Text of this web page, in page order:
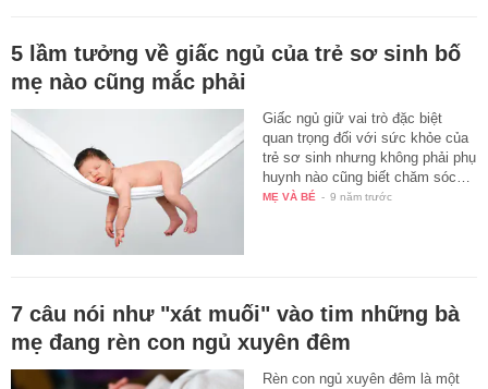
5 lầm tưởng về giấc ngủ của trẻ sơ sinh bố
mẹ nào cũng mắc phải
Giấc ngủ giữ vai trò đặc biệt
quan trọng đối với sức khỏe của
trẻ sơ sinh nhưng không phải phụ
huynh nào cũng biết chăm sóc…
MẸ VÀ BÉ - 9 năm trước
7 câu nói như "xát muối" vào tim những bà
mẹ đang rèn con ngủ xuyên đêm
Rèn con ngủ xuyên đêm là một